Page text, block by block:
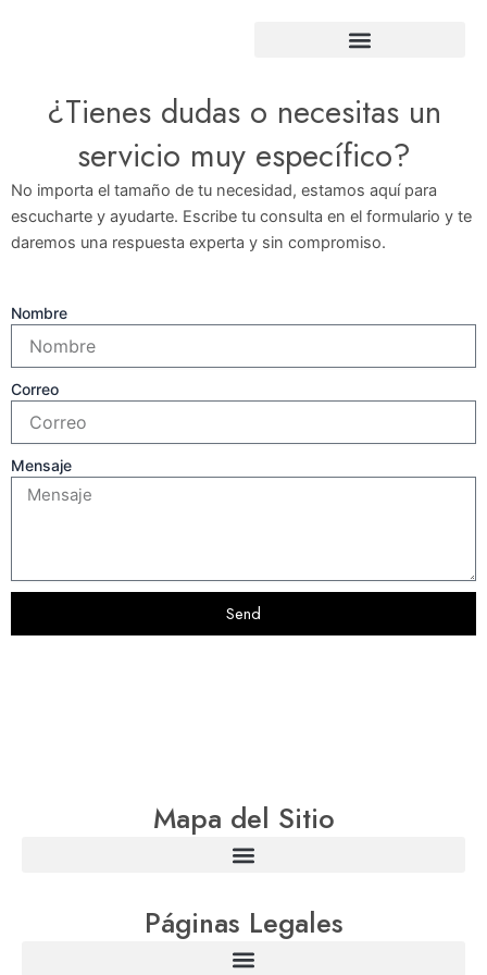
¿Tienes dudas o necesitas un
servicio muy específico?
No importa el tamaño de tu necesidad, estamos aquí para
escucharte y ayudarte. Escribe tu consulta en el formulario y te
daremos una respuesta experta y sin compromiso.
Nombre
Correo
Mensaje
Send
Mapa del Sitio
Páginas Legales